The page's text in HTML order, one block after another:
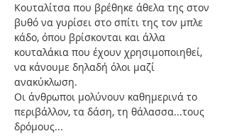
Κουταλίτσα που βρέθηκε άθελα της στον
βυθό να γυρίσει στο σπίτι της τον μπλε
κάδο, όπου βρίσκονται και άλλα
κουταλάκια που έχουν χρησιμοποιηθεί,
να κάνουμε δηλαδή όλοι μαζί
ανακύκλωση.
Οι άνθρωποι μολύνουν καθημερινά το
περιβάλλον, τα δάση, τη θάλασσα...τους
δρόμους...